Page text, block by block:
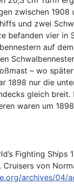
zwischen 1908
und zwei
befanden vier
auf
– wo
1898 nur die
gleich
waren um
Fighting Ships
Cruisers von
archives/04/